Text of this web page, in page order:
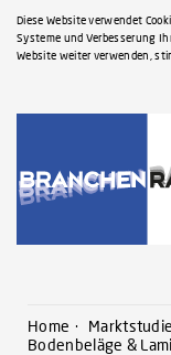
Diese Website verwendet
Systeme und Verbesserung
Website weiter verwenden,
Home
Bodenbeläge &